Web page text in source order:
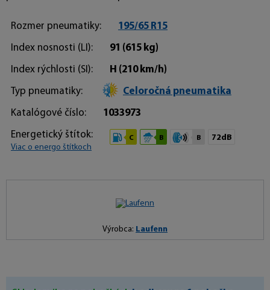
Rozmer pneumatiky: 195/65 R15
Index nosnosti (LI): 91 (615 kg)
Index rýchlosti (SI): H (210 km/h)
Typ pneumatiky: Celoročná pneumatika
Katalógové číslo: 1033973
Energetický štítok:
Viac o energo štítkoch
C B B 72dB
Výrobca: Laufenn